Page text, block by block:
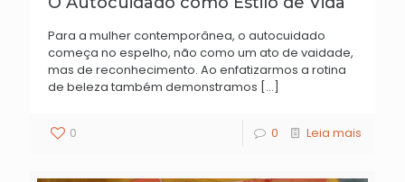
Para a mulher contemporânea, o autocuidado
começa no espelho, não como um ato de vaidade,
mas de reconhecimento. Ao enfatizarmos a rotina
de beleza também demonstramos […]
0 0 Leia mais